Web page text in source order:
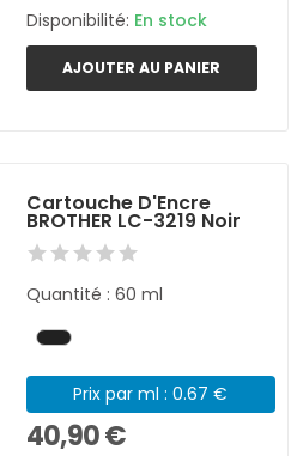
Disponibilité: En stock
AJOUTER AU PANIER
Cartouche D'Encre
BROTHER LC-3219 Noir
Quantité : 60 ml
Prix par ml : 0.67 €
40,90 €